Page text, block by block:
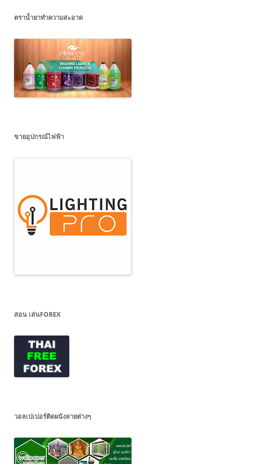
ตราน้ำยาทำความสะอาด
ขายอุปกรณ์ไฟฟ้า
สอน เล่นFOREX
วอลเปเปอร์ติดผนังลายต่างๆ